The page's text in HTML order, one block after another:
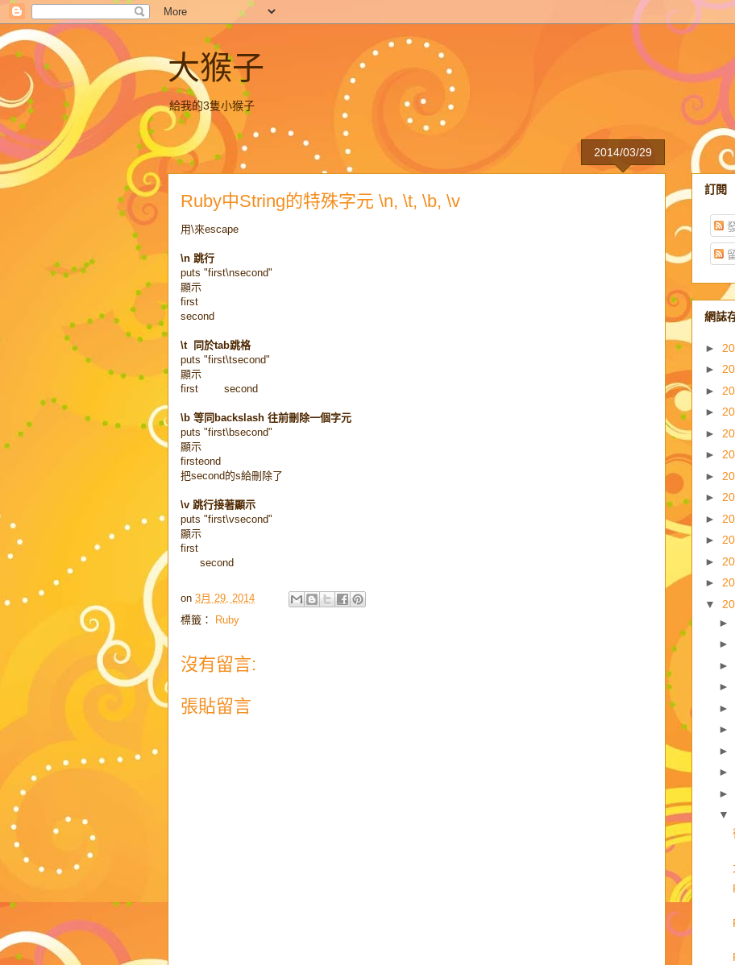
大猴子
給我的3隻小猴子
2014/03/29
Ruby中String的特殊字元 \n, \t, \b, \v
用\來escape
\n 跳行
puts "first\nsecond"
顯示
first
second
\t 同於tab跳格
puts "first\tsecond"
顯示
first second
\b 等同backslash 往前刪除一個字元
puts "first\bsecond"
顯示
firsteond
把second的s給刪除了
\v 跳行接著顯示
puts "first\vsecond"
顯示
first
second
on 3月 29, 2014
標籤：
Ruby
沒有留言:
張貼留言
訂閱
網誌
►
►
►
►
►
►
►
►
►
►
►
►
▼
►
►
►
►
►
►
►
►
►
▼